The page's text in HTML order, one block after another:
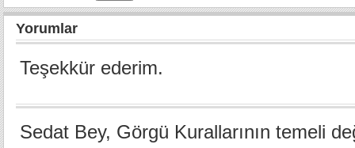
Yorumlar
Teşekkür ederim.
Sedat Bey, Görgü Kurallarının temeli